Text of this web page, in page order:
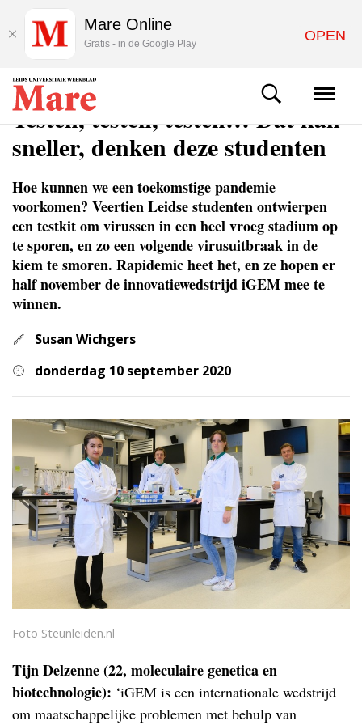
NIEUWS
Testen, testen, testen… Dat kan
sneller, denken deze studenten
Hoe kunnen we een toekomstige pandemie
voorkomen? Veertien Leidse studenten ontwierpen
een testkit om virussen in een heel vroeg stadium op
te sporen, en zo een volgende virusuitbraak in de
kiem te smoren. Rapidemic heet het, en ze hopen er
half november de innovatiewedstrijd iGEM mee te
winnen.
Susan Wichgers
donderdag 10 september 2020
Foto Steunleiden.nl
Tijn Delzenne (22, moleculaire genetica en
biotechnologie): ‘iGEM is een internationale wedstrijd
om maatschappelijke problemen met behulp van
Mare Online
Gratis - in de Google Play OPEN